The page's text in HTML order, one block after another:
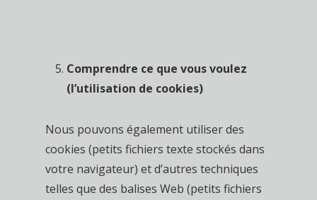
Comprendre ce que vous voulez
(l’utilisation de cookies)
Nous pouvons également utiliser des
cookies (petits fichiers texte stockés dans
votre navigateur) et d’autres techniques
telles que des balises Web (petits fichiers